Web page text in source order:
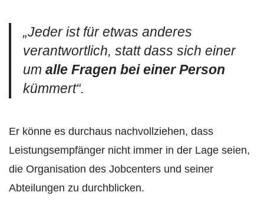
„Jeder ist für etwas anderes
verantwortlich, statt dass sich einer
um alle Fragen bei einer Person
kümmert“.
Er könne es durchaus nachvollziehen, dass
Leistungsempfänger nicht immer in der Lage seien,
die Organisation des Jobcenters und seiner
Abteilungen zu durchblicken.